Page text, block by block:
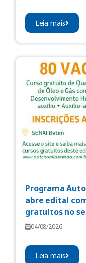
Leia mais
Programa
abre edital
gratuitos no
04/08/2026
Leia mais